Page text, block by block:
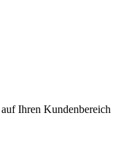
Ihren Kundenbereich